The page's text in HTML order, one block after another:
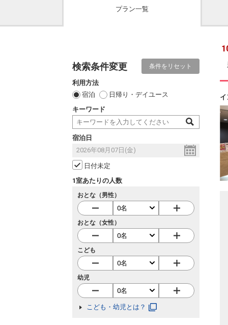
プラン一覧
検索条件変更 条件をリセット
利用方法
宿泊
日帰り・デイユース
キーワード
宿泊日
日付未定
1室あたりの人数
おとな（男性）
おとな（女性）
こども
幼児
こども・幼児とは？